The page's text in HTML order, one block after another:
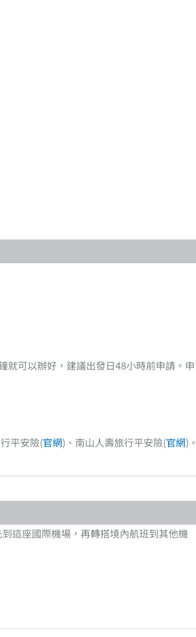
就可以辦好，建議出發日48小時前申請。申
平安險(官網)、南山人壽旅行平安險(官網)。
這座國際機場，再轉搭境內航班到其他機